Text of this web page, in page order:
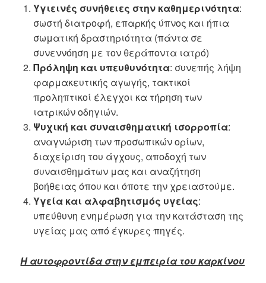
Υγιεινές συνήθειες στην καθημερινότητα:
σωστή διατροφή, επαρκής ύπνος και ήπια
σωματική δραστηριότητα (πάντα σε
συνεννόηση με τον θεράποντα ιατρό)
Πρόληψη και υπευθυνότητα: συνεπής λήψη
φαρμακευτικής αγωγής, τακτικοί
προληπτικοί έλεγχοι κα τήρηση των
ιατρικών οδηγιών.
Ψυχική και συναισθηματική ισορροπία:
αναγνώριση των προσωπικών ορίων,
διαχείριση του άγχους, αποδοχή των
συναισθημάτων μας και αναζήτηση
βοήθειας όπου και όποτε την χρειαστούμε.
Υγεία και αλφαβητισμός υγείας:
υπεύθυνη ενημέρωση για την κατάσταση της
υγείας μας από έγκυρες πηγές.
Η αυτοφροντίδα στην εμπειρία του καρκίνου